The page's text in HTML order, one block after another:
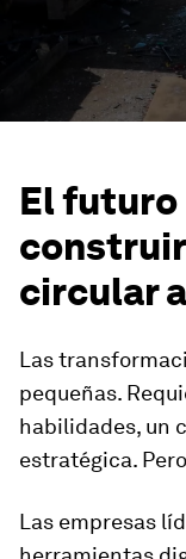
El futuro
circular
Las
pequeñas.
habilidades, un
estratégica.
Las empresas